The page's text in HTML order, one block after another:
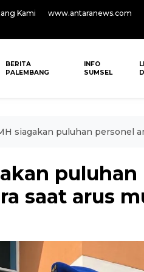
Kami www.antaranews.com
BERITA
PALEMBANG
INFO
SUMSEL
siagakan puluhan personel
puluhan
saat arus